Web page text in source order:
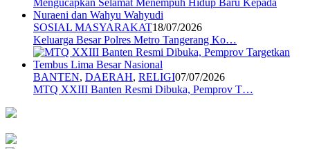
SOSIAL MASYARAKAT18/07/2026
Keluarga Besar Polres Metro Tangerang Ko…
BANTEN, DAERAH, RELIGI07/07/2026
MTQ XXIII Banten Resmi Dibuka, Pemprov T…